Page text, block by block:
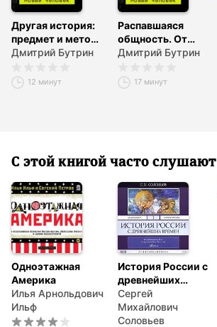
Другая история:
предмет и метод
исследования
Дмитрий Бутрин
12 минут
Распавшаяся
общность. От
коллективизма – к
Дмитрий Бутрин
17 минут
С этой книгой часто слушают
Одноэтажная
Америка
Илья Арнольдович
Ильф
История России с
древнейших
времен. Том 1
Сергей
Михайлович
Соловьев